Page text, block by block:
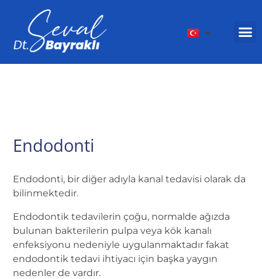
Endodonti
Endodonti, bir diğer adıyla kanal tedavisi olarak da
bilinmektedir.
Endodontik tedavilerin çoğu, normalde ağızda
bulunan bakterilerin pulpa veya kök kanalı
enfeksiyonu nedeniyle uygulanmaktadır fakat
endodontik tedavi ihtiyacı için başka yaygın
nedenler de vardır.